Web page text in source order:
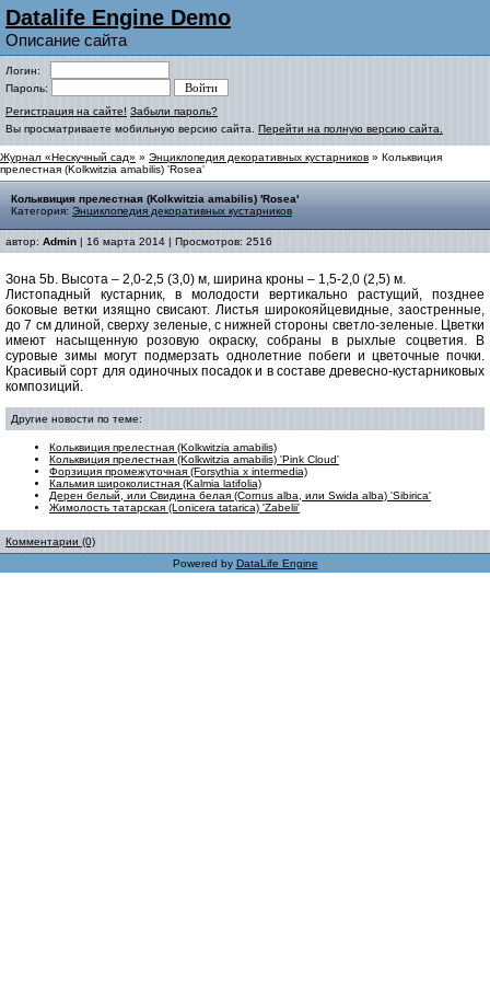
Datalife Engine Demo
Описание сайта
Логин:
Пароль:
Регистрация на сайте! Забыли пароль?
Вы просматриваете мобильную версию сайта. Перейти на полную версию сайта.
Журнал «Нескучный сад» » Энциклопедия декоративных кустарников » Кольквиция
прелестная (Kolkwitzia amabilis) 'Rosea'
Кольквиция прелестная (Kolkwitzia amabilis) 'Rosea'
Категория: Энциклопедия декоративных кустарников
автор: Admin | 16 марта 2014 | Просмотров: 2516
Зона 5b. Высота – 2,0-2,5 (3,0) м, ширина кроны – 1,5-2,0 (2,5) м.
Листопадный кустарник, в молодости вертикально растущий, позднее
боковые ветки изящно свисают. Листья широкояйцевидные, заостренные,
до 7 см длиной, сверху зеленые, с нижней стороны светло-зеленые. Цветки
имеют насыщенную розовую окраску, собраны в рыхлые соцветия. В
суровые зимы могут подмерзать однолетние побеги и цветочные почки.
Красивый сорт для одиночных посадок и в составе древесно-кустарниковых
композиций.
Другие новости по теме:
Кольквиция прелестная (Kolkwitzia amabilis)
Кольквиция прелестная (Kolkwitzia amabilis) 'Pink Cloud'
Форзиция промежуточная (Forsythia x intermedia)
Кальмия широколистная (Kalmia latifolia)
Дерен белый, или Свидина белая (Сornus alba, или Swida alba) 'Sibirica'
Жимолость татарская (Lonicera tatarica) 'Zabelii'
Комментарии (0)
Powered by DataLife Engine